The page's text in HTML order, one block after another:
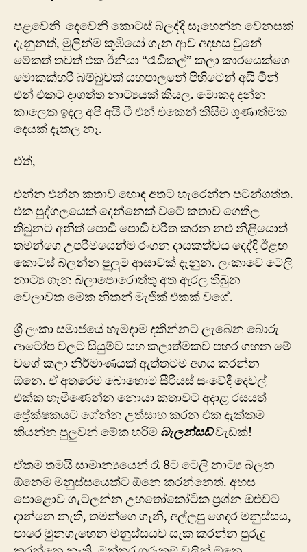
පළවෙනි දෙවෙනි කොටස් බලද්දි සෑහෙන්න වෙනසක්
දැනුනත්, මුලින්ම කූඹියෝ ගැන ආව අදහස වුනේ
මේකත් තවත් එක ඊනියා “රැඩිකල්” කලා කාරයෙක්ගෙ
මොකක්හරි බම්බුවක් යහපාලනේ පිහිටෙන් අයි ටීන්
එන් එකට දාගත්ත නාට්‍යයක් කියල. මොකද දන්න
කාලෙක ඉඳල අපි අයි ටී එන් එකෙන් කිසිම ගුණාත්මක
දෙයක් දැකල නෑ.
ඒත්,
එන්න එන්න කතාව හොඳ අතට හැරෙන්න පටන්ගත්ත.
එක පුද්ගලයෙක් දෙන්නෙක් වටේ කතාව ගෙතිල
තිබුනට අනිත් පොඩි පොඩි චරිත කරන නළු නිළියොත්
තමන්ගෙ උපරිමයෙන්ම රංගන දායකත්වය දෙද්දි ඊළඟ
කොටස් බලන්න පුලුම ආසාවක් දැනුන. ලංකාවෙ ටෙලි
නාට්‍ය ගැන බලාපොරොත්තු අත ඇරල තිබුන
වෙලාවක මේක නිකන් මැජික් එකක් වගේ.
ශ්‍රී ලංකා සමාජයේ හැමදාම දකින්නට ලැබෙන බොරු
ආටෝප වලට සියුම්ව සහ කලාත්මකව පහර ගහන මේ
වගේ කලා නිර්මාණයක් ඇත්තටම අගය කරන්න
ඕනෙ. ඒ අතරෙම බොහොම සීරියස් සංවේදී දෙවල්
එක්ක හැමිණෙන්න නොයා කතාවට අදාළ රසයත්
ප්‍රේක්ෂකයට ගේන්න උත්සාහ කරන එක දැක්කම
කියන්න පුලුවන් මේක හරිම බැලන්සඩ්වැඩක්!
ඒකම තමයි සාමාන්‍යයෙන් රෑ 8ට ටෙලි නාට්‍ය බලන
ඕනෙම මනුස්සයෙක්ට ඕනෙ කරන්නෙත්. අහස
පොළොව ගැටලන්න උභතෝකෝටික ප්‍රශ්න ඔළුවට
දාන්නෙ නැති, තමන්ගෙ ගෑනි, අල්ලපු ගෙදර මනුස්සය,
පාරෙ මුනගැහෙන මනුස්සයව සැක කරන්න පුරුදු